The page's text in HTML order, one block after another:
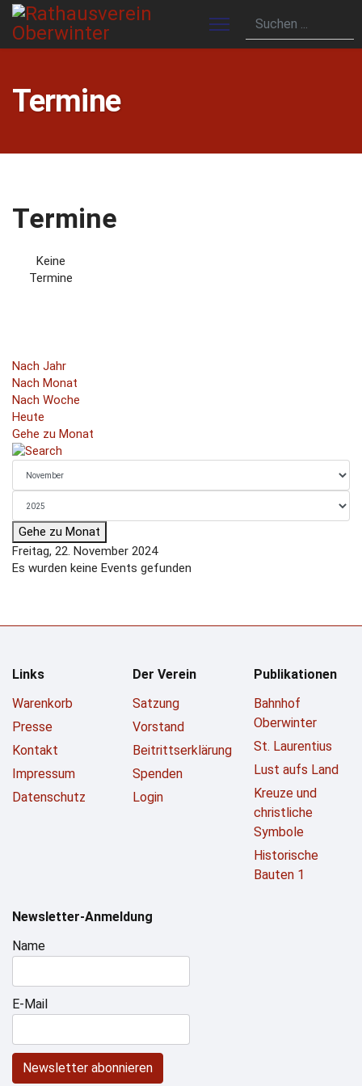
Termine
Termine
Keine
Termine
Nach Jahr
Nach Monat
Nach Woche
Heute
Gehe zu Monat
Gehe zu Monat
Freitag, 22. November 2024
Es wurden keine Events gefunden
Links
Warenkorb
Presse
Kontakt
Impressum
Datenschutz
Der Verein
Satzung
Vorstand
Beitrittserklärung
Spenden
Login
Publikationen
Bahnhof
Oberwinter
St. Laurentius
Lust aufs Land
Kreuze und
christliche
Symbole
Historische
Bauten 1
Newsletter-Anmeldung
Name
E-Mail
Newsletter abonnieren